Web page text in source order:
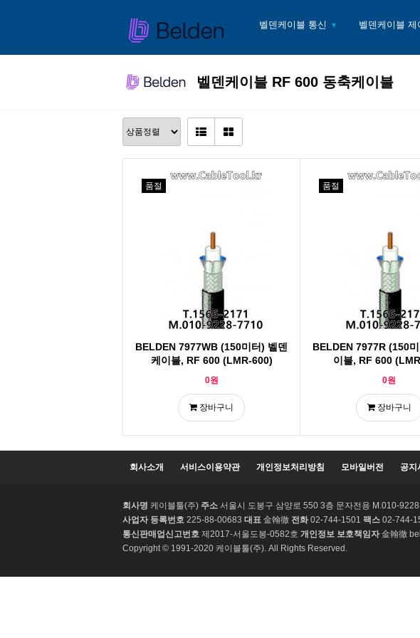
벨덴케이블 통신 ▼ 벨덴케이블 제
벨덴케이블 RF 600 동축케이블
BELDEN 7977WB (150미터) 벨덴
케이블, RF 600 (LMR-600)
0원
품절
장바구니
BELDEN 7977R (150미
이블, RF 600
0원
품절
장바구니
회사소개 서비스이용약관 개인정보처리방침 모바일버전 공지
회사명 케이블툴(주) 주소 서울시 도봉구 삼양로 550 3층 문자전용 M.010-
사업자 등록번호 225-88-00683 대표 金翰徹 전화02-744-1501 팩스 02-744-
통신판매업신고번호 제2017-서울도봉-0582호 개인정보 보호책임자金翰徹
Copyright © 1991-2020 케이블툴(주). All Rights Reserved.